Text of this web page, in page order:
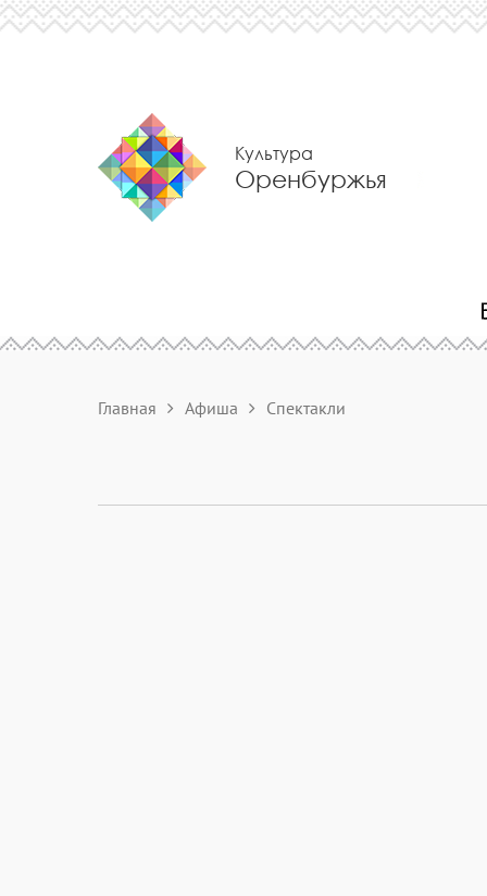
Культура
Оренбуржья
Главная Афиша Спектакли